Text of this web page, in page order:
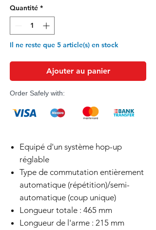
Quantité *
Il ne reste que 5 article(s) en stock
Ajouter au panier
Order Safely with:
Equipé d'un système hop-up
réglable
Type de commutation entièrement
automatique (répétition)/semi-
automatique (coup unique)
Longueur totale : 465 mm
Longueur de l'arme : 215 mm